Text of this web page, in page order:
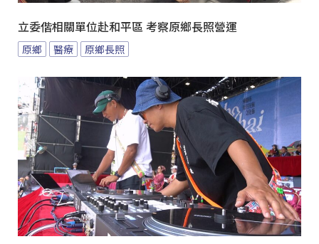
立委偕相關單位赴和平區 考察原鄉長照營運
原鄉 醫療 原鄉長照